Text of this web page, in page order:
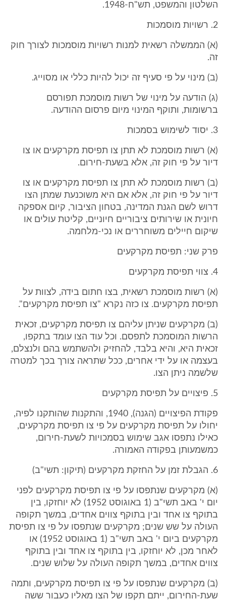
השלטון והמשפט, תש"ח-1948.
2. רשויות מוסמכות
(א) הממשלה רשאית למנות רשויות מוסמכות לצורך חוק
זה.
(ב) מינוי על פי סעיף זה יכול להיות כללי או מסוייג.
(ג) הודעה על מינוי של רשות מוסמכת תפורסם
ברשומות, ותוקף המינוי מיום פרסום ההודעה.
3. יסוד לשימוש בסמכות
(א) רשות מוסמכת לא תתן צו תפיסת מקרקעים או צו
דיור על פי חוק זה, אלא בשעת-חירום.
(ב) רשות מוסמכת לא תתן צו תפיסת מקרקעים או צו
דיור על פי חוק זה, אלא אם היא משוכנעת שמתן הצו
דרוש לשם הגנת המדינה, בטחון הציבור, קיום אספקה
חיונית או שירותים ציבוריים חיוניים, קליטת עולים או
שיקום חיילים משוחררים או נכי-מלחמה.
פרק שני: תפיסת מקרקעים
4. צווי תפיסת מקרקעים
(א) רשות מוסמכת רשאית, בצו חתום בידה, לצוות על
תפיסת מקרקעים. צו כזה נקרא "צו תפיסת מקרקעים".
(ב) מקרקעים שניתן עליהם צו תפיסת מקרקעים, זכאית
הרשות המוסמכת לתפסם. וכל עוד הצו עומד בתקפו,
זכאית היא, והיא בלבד, להחזיק ולהשתמש בהם ולנצלם,
בעצמה או על ידי אחרים, ככל שתראה צורך בכך למטרה
שלשמה ניתן הצו.
5. פיצויים על תפיסת מקרקעים
פקודת הפיצויים (הגנה), 1940, והתקנות שהותקנו לפיה,
יחולו על תפיסת מקרקעים על פי צו תפיסת מקרקעים,
כאילו נתפסו אגב שימוש בסמכויות לשעת-חירום,
כמשמעותן בפקודה האמורה.
6. הגבלת זמן על החזקת מקרקעים (תיקון: תשי"ב)
(א) מקרקעים שנתפסו על פי צו תפיסת מקרקעים לפני
יום י' באב תשי"ב (1 באוגוסט 1952) לא יוחזקו, בין
בתוקף צו אחד ובין בתוקף צווים אחדים, במשך תקופה
העולה על שש שנים; מקרקעים שנתפסו על פי צו תפיסת
מקרקעים ביום י' באב תשי"ב (1 באוגוסט 1952) או
לאחר מכן, לא יוחזקו, בין בתוקף צו אחד ובין בתוקף
צווים אחדים, במשך תקופה העולה על שלוש שנים.
(ב) מקרקעים שנתפסו על פי צו תפיסת מקרקעים, ותמה
שעת-החירום, ייתם תקפו של הצו מאליו כעבור ששה